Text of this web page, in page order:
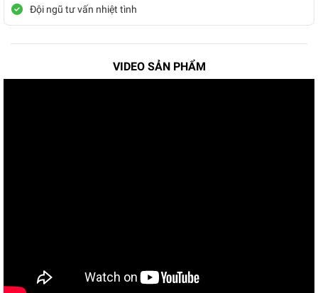
Đội ngũ tư vấn nhiệt tình
VIDEO SẢN PHẨM